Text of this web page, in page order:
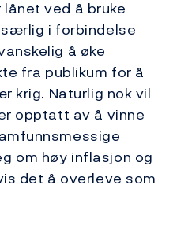
ved å bruke
i forbindelse
å øke
fra publikum for å
krig. Naturlig nok vil
opptatt av å vinne
om høy inflasjon og
det å overleve som